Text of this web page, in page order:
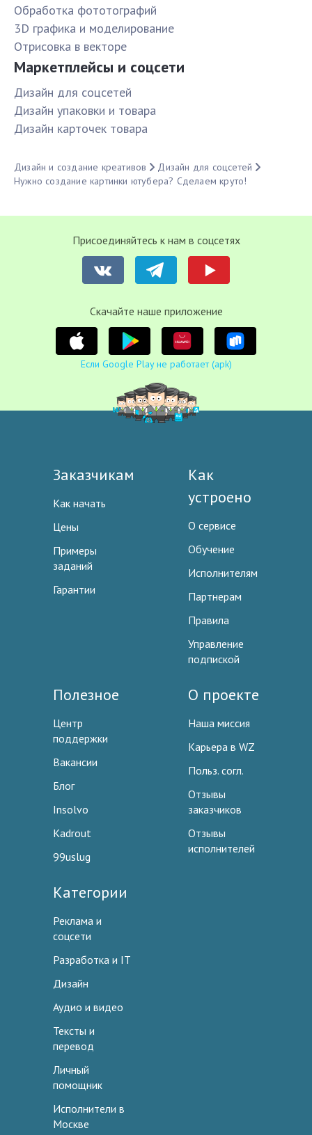
Обработка фототографий
3D графика и моделирование
Отрисовка в векторе
Маркетплейсы и соцсети
Дизайн для соцсетей
Дизайн упаковки и товара
Дизайн карточек товара
Дизайн и создание креативов
Дизайн для соцсетей
Нужно создание картинки ютубера? Сделаем круто!
Присоединяйтесь к нам в соцсетях
Cкачайте наше приложение
Если Google Play не работает (apk)
Заказчикам
Как начать
Цены
Примеры
заданий
Гарантии
Как
устроено
О сервисе
Обучение
Исполнителям
Партнерам
Правила
Управление
подпиской
Полезное
Центр
поддержки
Вакансии
Блог
Insolvo
Kadrout
99uslug
О проекте
Наша миссия
Карьера в WZ
Польз. согл.
Отзывы
заказчиков
Отзывы
исполнителей
Категории
Реклама и
соцсети
Разработка и IT
Дизайн
Аудио и видео
Тексты и
перевод
Личный
помощник
Исполнители в
Москве